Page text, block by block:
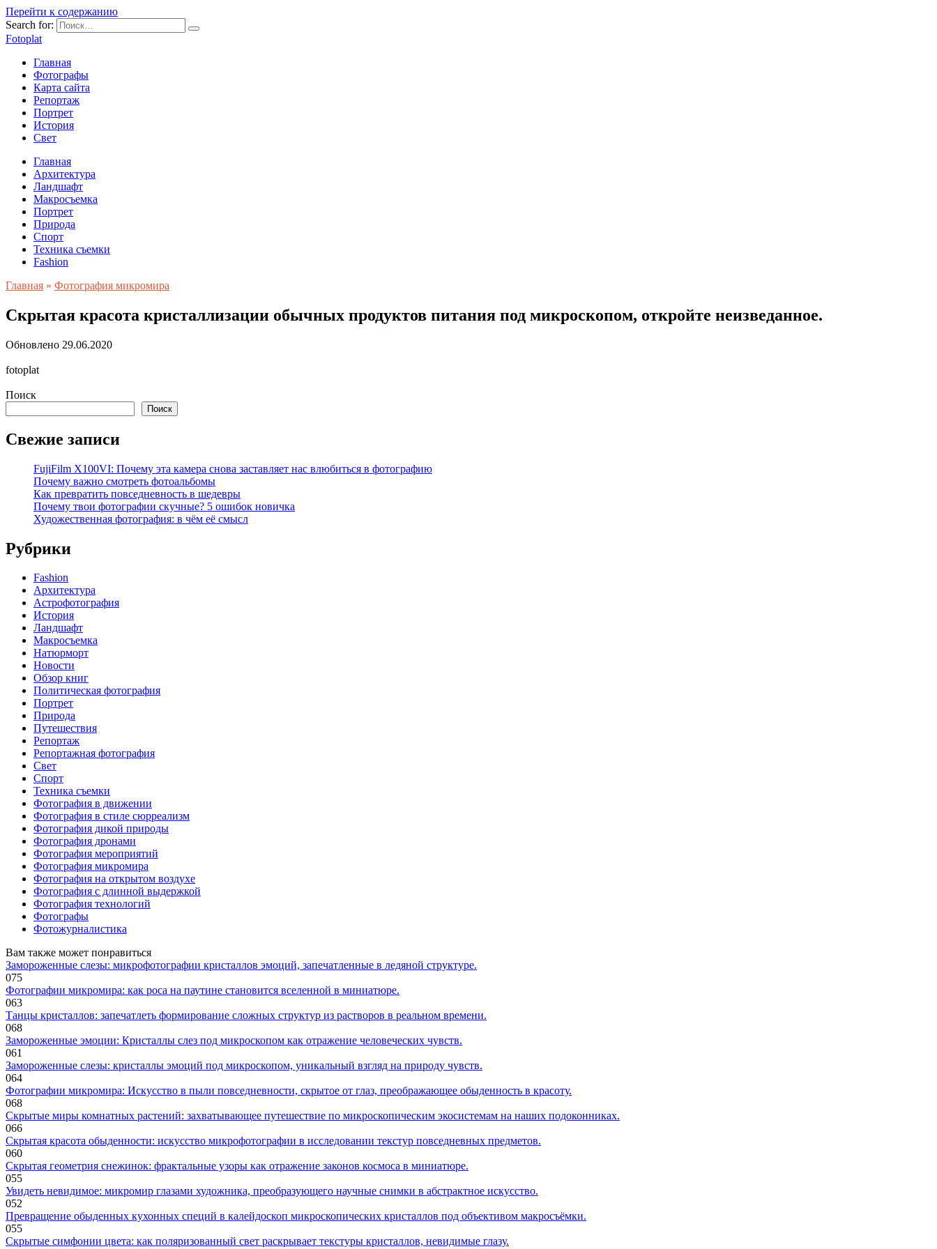
Перейти к содержанию
Search for:
Fotoplat
Главная
Фотографы
Карта сайта
Репортаж
Портрет
История
Свет
Главная
Архитектура
Ландшафт
Макросъемка
Портрет
Природа
Спорт
Техника съемки
Fashion
Главная » Фотография микромира
Скрытая красота кристаллизации обычных продуктов питания под микроскопом, откройте неизведанное.
Обновлено 29.06.2020
fotoplat
Поиск
Поиск
Свежие записи
FujiFilm X100VI: Почему эта камера снова заставляет нас влюбиться в фотографию
Почему важно смотреть фотоальбомы
Как превратить повседневность в шедевры
Почему твои фотографии скучные? 5 ошибок новичка
Художественная фотография: в чём её смысл
Рубрики
Fashion
Архитектура
Астрофотография
История
Ландшафт
Макросъемка
Натюрморт
Новости
Обзор книг
Политическая фотография
Портрет
Природа
Путешествия
Репортаж
Репортажная фотография
Свет
Спорт
Техника съемки
Фотография в движении
Фотография в стиле сюрреализм
Фотография дикой природы
Фотография дронами
Фотография мероприятий
Фотография микромира
Фотография на открытом воздухе
Фотография с длинной выдержкой
Фотография технологий
Фотографы
Фотожурналистика
Вам также может понравиться
Замороженные слезы: микрофотографии кристаллов эмоций, запечатленные в ледяной структуре.
075
Фотографии микромира: как роса на паутине становится вселенной в миниатюре.
063
Танцы кристаллов: запечатлеть формирование сложных структур из растворов в реальном времени.
068
Замороженные эмоции: Кристаллы слез под микроскопом как отражение человеческих чувств.
061
Замороженные слезы: кристаллы эмоций под микроскопом, уникальный взгляд на природу чувств.
064
Фотографии микромира: Искусство в пыли повседневности, скрытое от глаз, преображающее обыденность в красоту.
068
Скрытые миры комнатных растений: захватывающее путешествие по микроскопическим экосистемам на наших подоконниках.
066
Скрытая красота обыденности: искусство микрофотографии в исследовании текстур повседневных предметов.
060
Скрытая геометрия снежинок: фрактальные узоры как отражение законов космоса в миниатюре.
055
Увидеть невидимое: микромир глазами художника, преобразующего научные снимки в абстрактное искусство.
052
Превращение обыденных кухонных специй в калейдоскоп микроскопических кристаллов под объективом макросъёмки.
055
Скрытые симфонии цвета: как поляризованный свет раскрывает текстуры кристаллов, невидимые глазу.